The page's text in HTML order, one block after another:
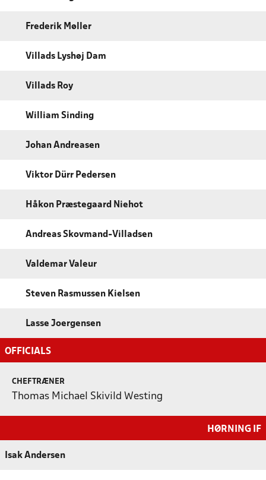
Frederik Møller
Villads Lyshøj Dam
Villads Roy
William Sinding
Johan Andreasen
Viktor Dürr Pedersen
Håkon Præstegaard Niehot
Andreas Skovmand-Villadsen
Valdemar Valeur
Steven Rasmussen Kielsen
Lasse Joergensen
OFFICIALS
CHEFTRÆNER
Thomas Michael Skivild Westing
HØRNING IF
Isak Andersen